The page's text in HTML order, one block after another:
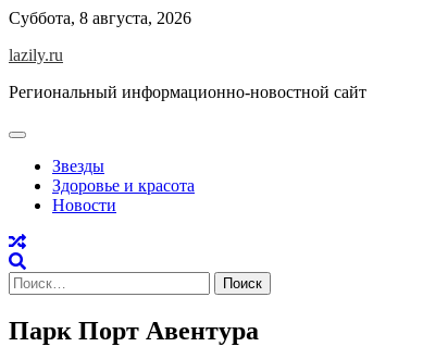
Skip
content
Суббота, 8 августа, 2026
lazily.ru
Региональный информационно-новостной сайт
Звезды
Здоровье и красота
Новости
Найти:
Парк Порт Авентура